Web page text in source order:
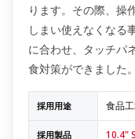
ります。その際、操
しまい使えなくなる
に合わせ、タッチパ
食対策ができました。
採用用途 食品
採用製品 10.4"